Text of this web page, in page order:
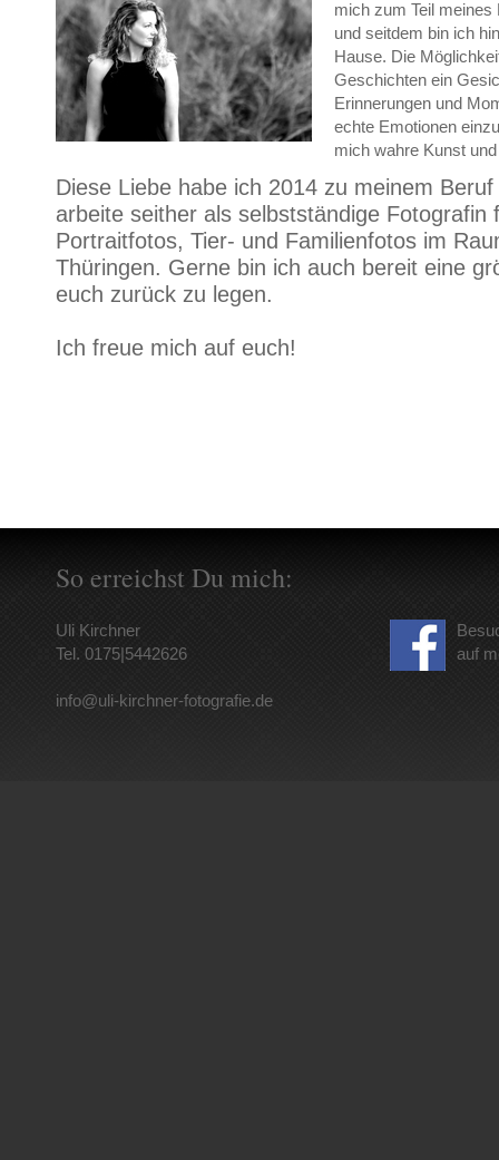
mich zum Teil
und seitdem bin ich
Hause. Die
Geschichten ein
Erinnerungen und
echte Emotionen
mich wahre Kunst
Diese Liebe habe ich 2014 zu meinem
arbeite seither als selbstständige Fotografin
Portraitfotos, Tier- und Familienfotos im
Thüringen. Gerne bin ich auch bereit eine
euch zurück zu legen.
Ich freue mich auf euch!
So erreichst Du mich:
Uli Kirchner
Tel. 0175|5442626
info@uli-kirchner-fotografie.de
auf